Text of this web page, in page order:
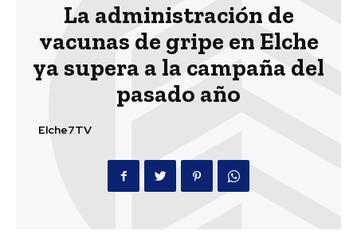
La administración de
vacunas de gripe en Elche
ya supera a la campaña del
pasado año
Elche7TV